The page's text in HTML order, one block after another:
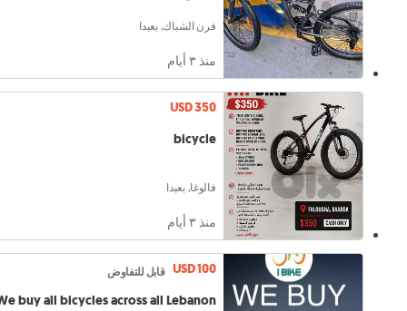
فرن الشباك, بعبدا
منذ ٣ أيام
USD 350
bicycle
فالوغا, بعبدا
منذ ٣ أيام
USD 100 قابل للتفاوض
buy all bicycles across all Lebanon